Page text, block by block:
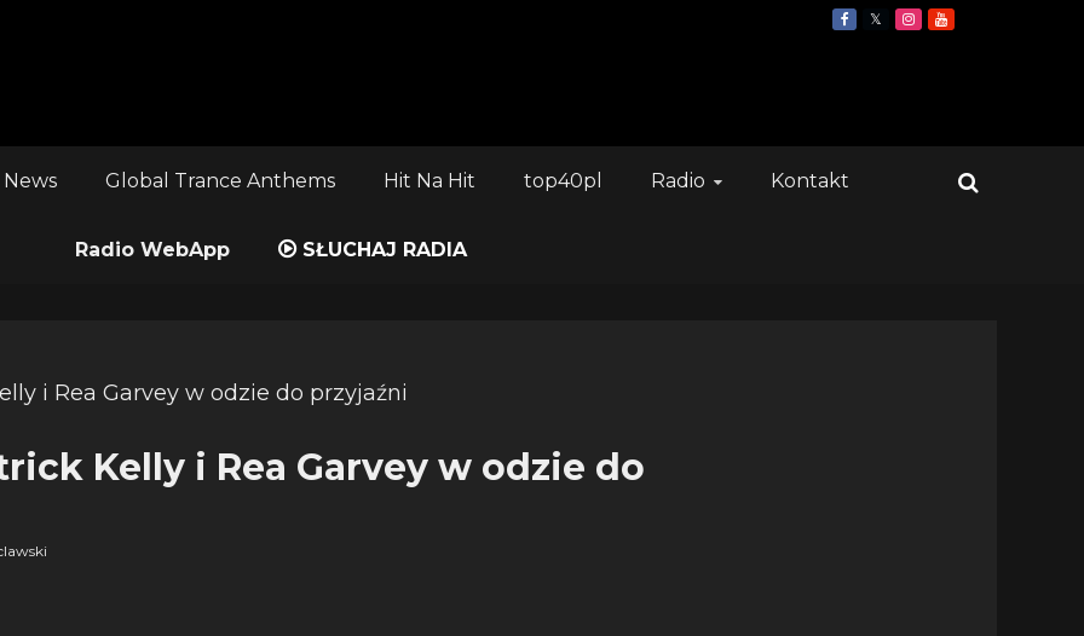
Global Trance Anthems Hit Na Hit top40pl Radio Kontakt
Radio WebApp SŁUCHAJ RADIA
Kelly i Rea Garvey w odzie do